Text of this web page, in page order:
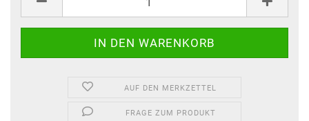
AUF DEN MERKZETTEL
FRAGE ZUM PRODUKT